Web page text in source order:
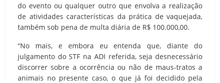
do evento ou qualquer outro que envolva a realização
de atividades características da prática de vaquejada,
também sob pena de multa diária de R$ 100.000,00.
“No mais, e embora eu entenda que, diante do
julgamento do STF na ADI referida, seja desnecessário
discorrer sobre a ocorrência ou não de maus-tratos a
animais no presente caso, o que já foi decidido pela